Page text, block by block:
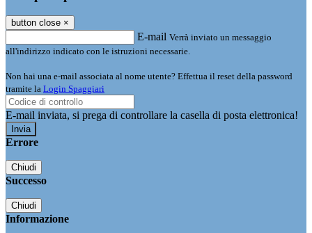
button close ×
E-mail Verrà inviato un messaggio
all'indirizzo indicato con le istruzioni necessarie.
Non hai una e-mail associata al nome utente? Effettua il reset della password
tramite la Login Spaggiari
E-mail inviata, si prega di controllare la casella di posta elettronica!
Errore
Chiudi
Successo
Chiudi
Informazione